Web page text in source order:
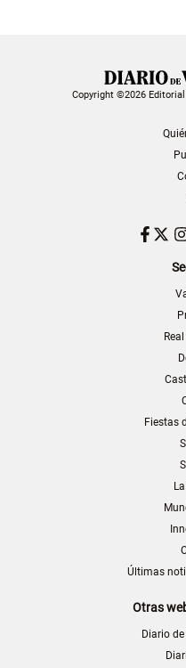
Copyright ©2026
Fiestas
Últimas
Otras
Diario